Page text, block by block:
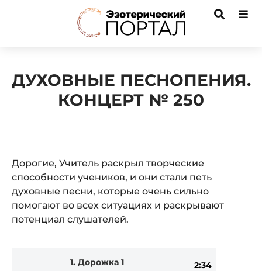
ДУХОВНЫЕ ПЕСНОПЕНИЯ.
КОНЦЕРТ № 250
Дорогие, Учитель раскрыл творческие
способности учеников, и они стали петь
духовные песни, которые очень сильно
помогают во всех ситуациях и раскрывают
потенциал слушателей.
1. Дорожка 1 2:34